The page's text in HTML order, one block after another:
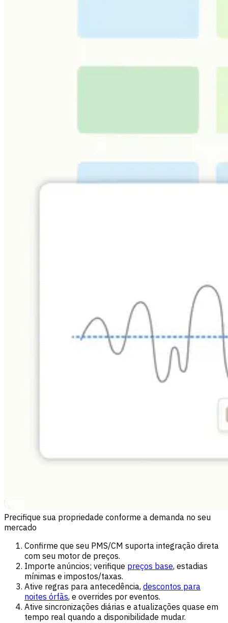
Precifique sua propriedade conforme a demanda no seu
mercado
Confirme que seu PMS/CM suporta integração direta
com seu motor de preços.
Importe anúncios; verifique preços base, estadias
mínimas e impostos/taxas.
Ative regras para antecedência, descontos para
noites órfãs, e overrides por eventos.
Ative sincronizações diárias e atualizações quase em
tempo real quando a disponibilidade mudar.